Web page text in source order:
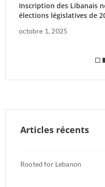
Inscription des Libanais
élections législatives de
octobre 1, 2025
Articles récents
Rooted for Lebanon